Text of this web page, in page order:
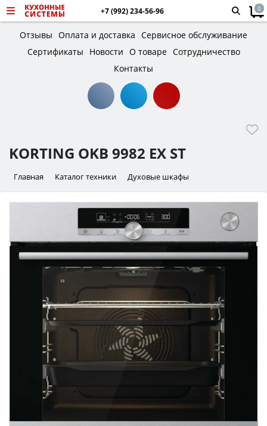
+7 (992) 234-56-96 0
Отзывы Оплата и доставка Сервисное обслуживание
Сертификаты
Новости О товаре Сотрудничество
Контакты
KORTING OKB 9982 EX ST
Главная Каталог техники Духовые шкафы